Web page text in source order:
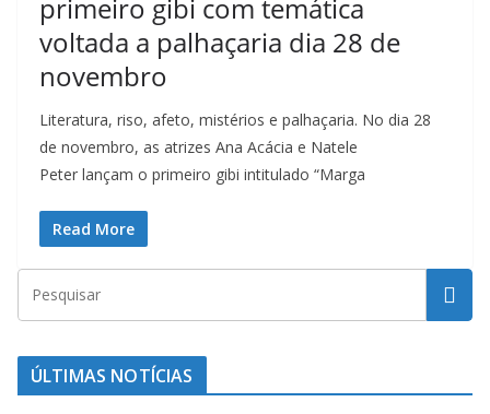
r
a
t
a
n
s
e
primeiro gibi com temática
voltada a palhaçaria dia 28 de
novembro
Literatura, riso, afeto, mistérios e palhaçaria. No dia 28
de novembro, as atrizes Ana Acácia e Natele
Peter lançam o primeiro gibi intitulado “Marga
Read More
ÚLTIMAS NOTÍCIAS